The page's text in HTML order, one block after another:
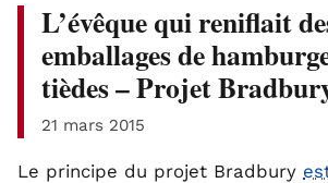
L’évêque qui reniflait
emballages de
tièdes – Projet
21 mars 2015
Le principe du projet Bradbury